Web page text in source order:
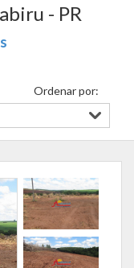
- PR
Ordenar por: